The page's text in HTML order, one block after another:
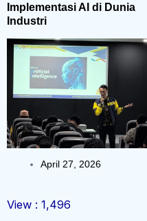
Implementasi AI di Dunia
Industri
April 27, 2026
View : 1,496